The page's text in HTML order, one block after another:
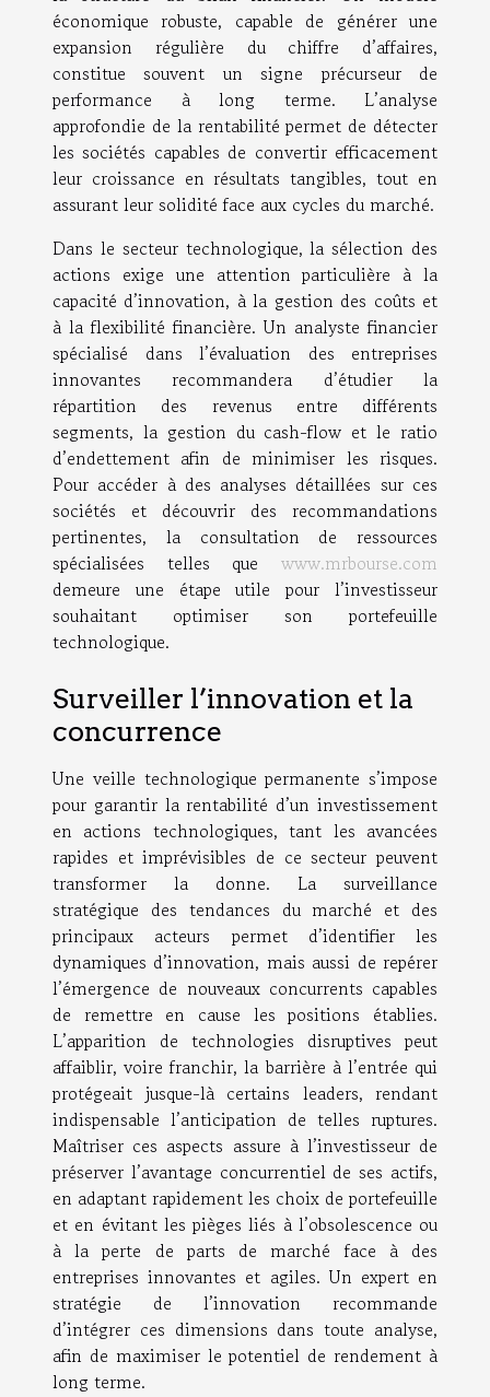
économique robuste, capable de générer une
expansion régulière du chiffre d’affaires,
constitue souvent un signe précurseur de
performance à long terme. L’analyse
approfondie de la rentabilité permet de détecter
les sociétés capables de convertir efficacement
leur croissance en résultats tangibles, tout en
assurant leur solidité face aux cycles du marché.
Dans le secteur technologique, la sélection des
actions exige une attention particulière à la
capacité d’innovation, à la gestion des coûts et
à la flexibilité financière. Un analyste financier
spécialisé dans l’évaluation des entreprises
innovantes recommandera d’étudier la
répartition des revenus entre différents
segments, la gestion du cash-flow et le ratio
d’endettement afin de minimiser les risques.
Pour accéder à des analyses détaillées sur ces
sociétés et découvrir des recommandations
pertinentes, la consultation de ressources
spécialisées telles que www.mrbourse.com
demeure une étape utile pour l’investisseur
souhaitant optimiser son portefeuille
technologique.
Surveiller l’innovation et la
concurrence
Une veille technologique permanente s’impose
pour garantir la rentabilité d’un investissement
en actions technologiques, tant les avancées
rapides et imprévisibles de ce secteur peuvent
transformer la donne. La surveillance
stratégique des tendances du marché et des
principaux acteurs permet d’identifier les
dynamiques d’innovation, mais aussi de repérer
l’émergence de nouveaux concurrents capables
de remettre en cause les positions établies.
L’apparition de technologies disruptives peut
affaiblir, voire franchir, la barrière à l’entrée qui
protégeait jusque-là certains leaders, rendant
indispensable l’anticipation de telles ruptures.
Maîtriser ces aspects assure à l’investisseur de
préserver l’avantage concurrentiel de ses actifs,
en adaptant rapidement les choix de portefeuille
et en évitant les pièges liés à l’obsolescence ou
à la perte de parts de marché face à des
entreprises innovantes et agiles. Un expert en
stratégie de l’innovation recommande
d’intégrer ces dimensions dans toute analyse,
afin de maximiser le potentiel de rendement à
long terme.